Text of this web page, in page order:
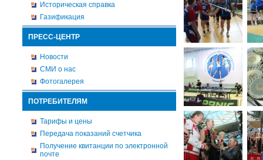
Историческая справка
Газификация
ПРЕСС-ЦЕНТР
Новости
СМИ о нас
Фотогалерея
ПОТРЕБИТЕЛЯМ
Тарифы и цены
Передача показаний счетчика
Получение квитанции по электронной
почте